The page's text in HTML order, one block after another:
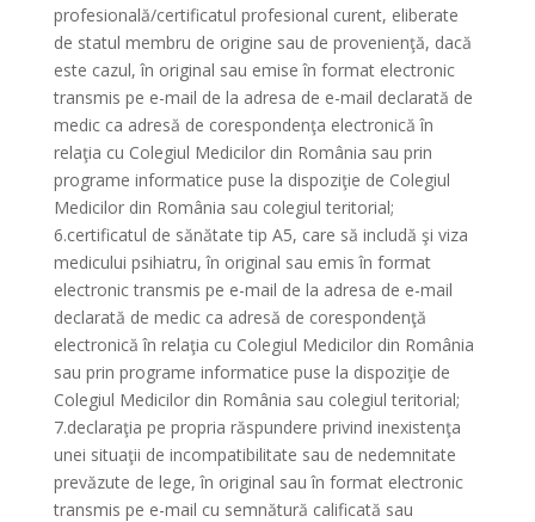
profesională/certificatul profesional curent, eliberate
de statul membru de origine sau de provenienţă, dacă
este cazul, în original sau emise în format electronic
transmis pe e-mail de la adresa de e-mail declarată de
medic ca adresă de corespondenţa electronică în
relaţia cu Colegiul Medicilor din România sau prin
programe informatice puse la dispoziţie de Colegiul
Medicilor din România sau colegiul teritorial;
6.certificatul de sănătate tip A5, care să includă şi viza
medicului psihiatru, în original sau emis în format
electronic transmis pe e-mail de la adresa de e-mail
declarată de medic ca adresă de corespondenţă
electronică în relaţia cu Colegiul Medicilor din România
sau prin programe informatice puse la dispoziţie de
Colegiul Medicilor din România sau colegiul teritorial;
7.declaraţia pe propria răspundere privind inexistenţa
unei situaţii de incompatibilitate sau de nedemnitate
prevăzute de lege, în original sau în format electronic
transmis pe e-mail cu semnătură calificată sau